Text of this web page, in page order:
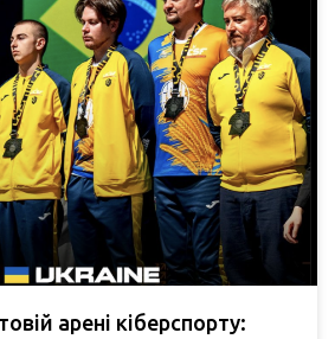
арені кіберспорту: